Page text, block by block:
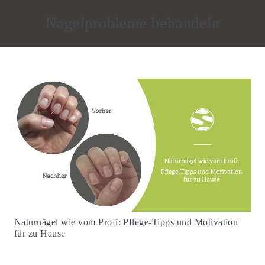
Nagelprobleme behandeln
Naturnägel wie vom Profi: Pflege-Tipps und Motivation
für zu Hause